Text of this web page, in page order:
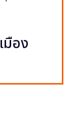
มือง